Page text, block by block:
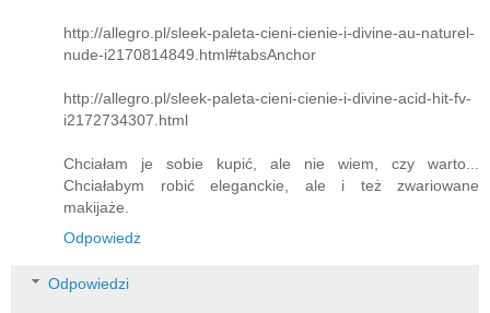
http://allegro.pl/sleek-paleta-cieni-cienie-i-divine-au-naturel-
nude-i2170814849.html#tabsAnchor
http://allegro.pl/sleek-paleta-cieni-cienie-i-divine-acid-hit-fv-
i2172734307.html
Chciałam je sobie kupić, ale nie wiem, czy warto...
Chciałabym robić eleganckie, ale i też zwariowane
makijaże.
Odpowiedz
Odpowiedzi